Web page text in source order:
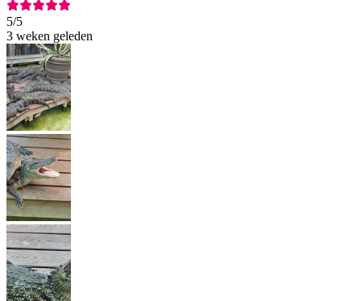
5/5
3 weken geleden